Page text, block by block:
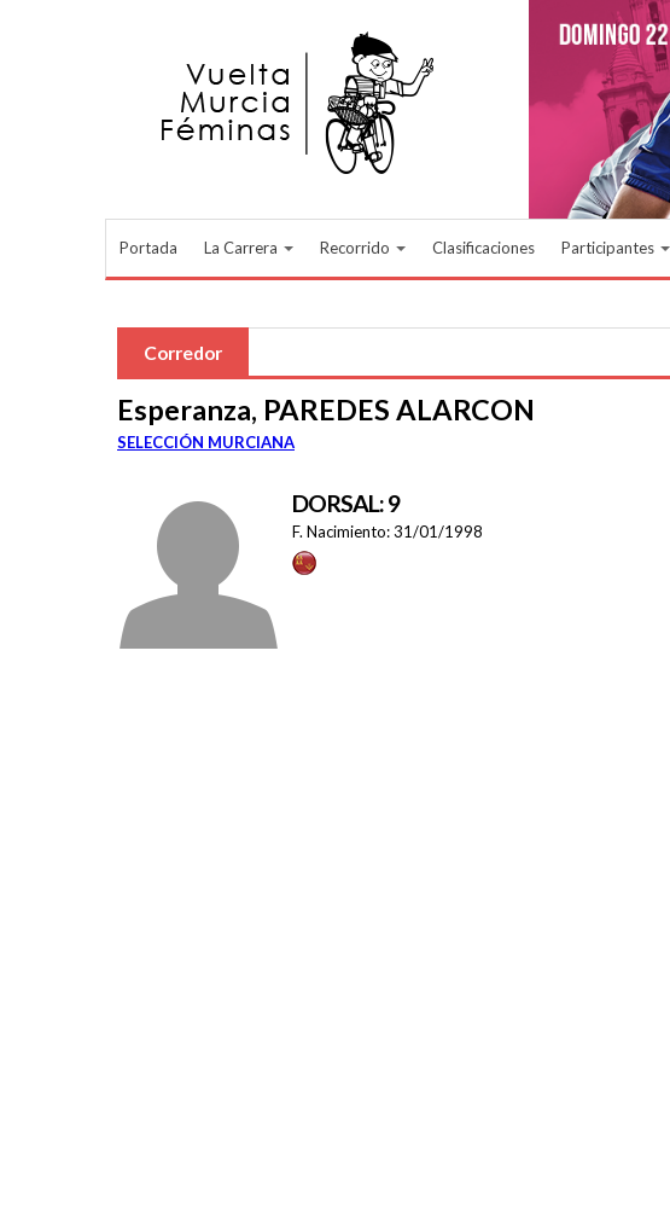
Portada La Carrera Recorrido Clasificaciones Participantes
Corredor
Esperanza, PAREDES ALARCON
SELECCIÓN MURCIANA
DORSAL: 9
F. Nacimiento:31/01/1998